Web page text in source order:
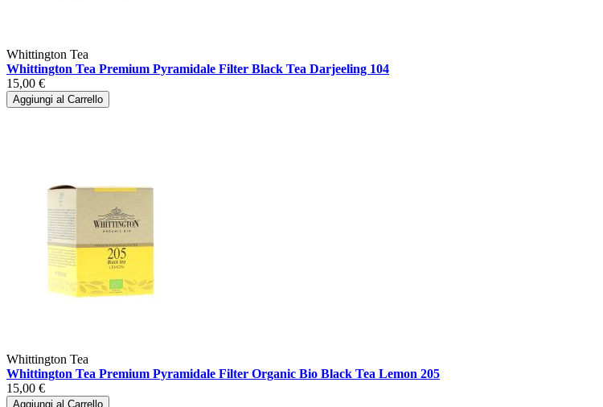
Whittington Tea
Whittington Tea Premium Pyramidale Filter Black Tea Darjeeling 104
15,00 €
Aggiungi al Carrello
Whittington Tea
Whittington Tea Premium Pyramidale Filter Organic Bio Black Tea Lemon 205
15,00 €
Aggiungi al Carrello